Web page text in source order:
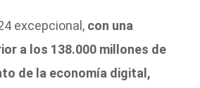
excepcional, con una
a los 138.000 millones de
de la economía digital,